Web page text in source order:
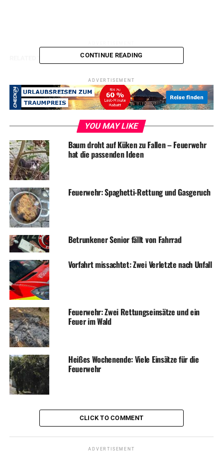
BLAULICHT NEWS VERKEHR
Neues Auto für die Feuerwehr in Esborn
DON'T MISS
Nächtlicher Einsatz für die Feuerwer: Fehlalarm
CONTINUE READING
ADVERTISEMENT
YOU MAY LIKE
Baum droht auf Küken zu Fallen – Feuerwehr
hat die passenden Ideen
Feuerwehr: Spaghetti-Rettung und Gasgeruch
Betrunkener Senior fällt von Fahrrad
Vorfahrt missachtet: Zwei Verletzte nach Unfall
Feuerwehr: Zwei Rettungseinsätze und ein
Feuer im Wald
Heißes Wochenende: Viele Einsätze für die
Feuerwehr
CLICK TO COMMENT
ADVERTISEMENT